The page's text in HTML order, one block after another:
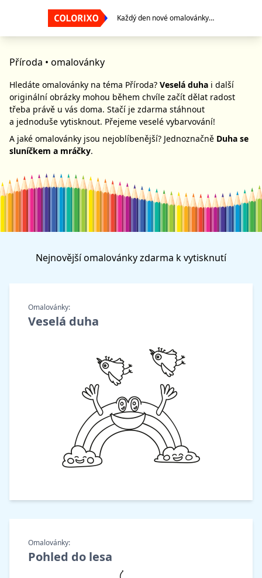
Každý den nové omalovánky…
Příroda • omalovánky
Hledáte omalovánky na téma Příroda? Veselá duha i další
originální obrázky mohou během chvíle začít dělat radost
třeba právě u vás doma. Stačí je zdarma stáhnout
a jednoduše vytisknout. Přejeme veselé vybarvování!
A jaké omalovánky jsou nejoblíbenější? Jednoznačně Duha se
sluníčkem a mráčky.
Nejnovějšíomalovánky zdarma k vytisknutí
Omalovánky:
Veselá duha
Omalovánky:
Pohled do lesa